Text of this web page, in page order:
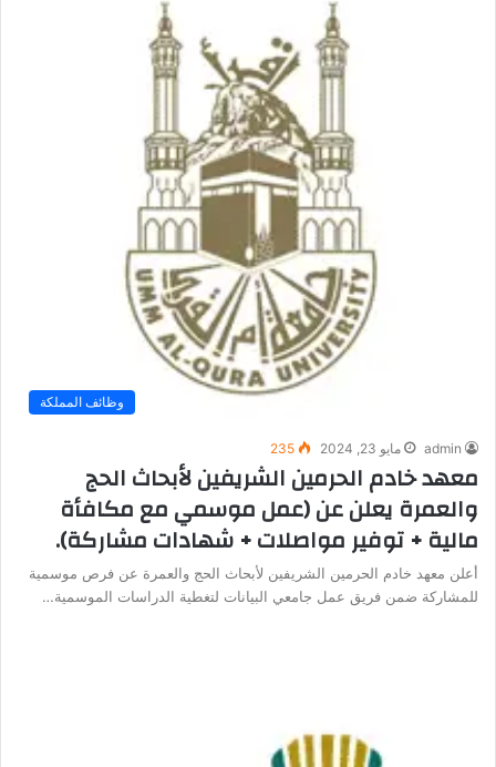
وظائف المملكة
admin مايو 23, 2024 235
معهد خادم الحرمين الشريفين لأبحاث الحج
والعمرة يعلن عن (عمل موسمي مع مكافأة
مالية + توفير مواصلات + شهادات مشاركة).
أعلن معهد خادم الحرمين الشريفين لأبحاث الحج والعمرة عن فرص موسمية
للمشاركة ضمن فريق عمل جامعي البيانات لتغطية الدراسات الموسمية…